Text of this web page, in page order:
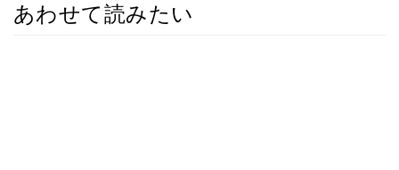
あわせて読みたい